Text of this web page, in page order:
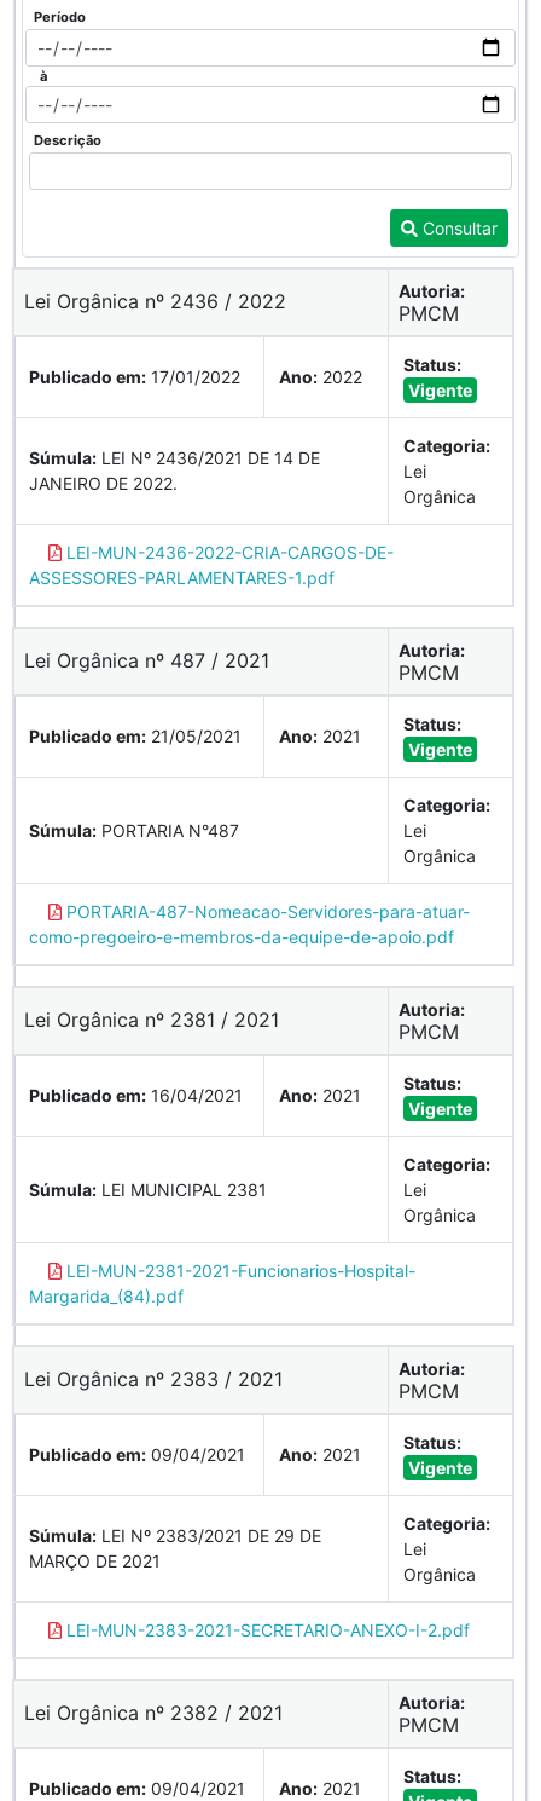
Período
à
Descrição
Consultar
Lei Orgânica nº 2436 / 2022 Autoria:
PMCM
Publicado em: 17/01/2022 Ano: 2022
Status:
Vigente
Súmula: LEI Nº 2436/2021 DE 14 DE
JANEIRO DE 2022.
Categoria:
Lei
Orgânica
LEI-MUN-2436-2022-CRIA-CARGOS-DE-
ASSESSORES-PARLAMENTARES-1.pdf
Lei Orgânica nº 487 / 2021 Autoria:
PMCM
Publicado em: 21/05/2021 Ano: 2021
Status:
Vigente
Súmula: PORTARIA N°487
Categoria:
Lei
Orgânica
PORTARIA-487-Nomeacao-Servidores-para-atuar-
como-pregoeiro-e-membros-da-equipe-de-apoio.pdf
Lei Orgânica nº 2381 / 2021 Autoria:
PMCM
Publicado em: 16/04/2021 Ano: 2021
Status:
Vigente
Súmula: LEI MUNICIPAL 2381
Categoria:
Lei
Orgânica
LEI-MUN-2381-2021-Funcionarios-Hospital-
Margarida_(84).pdf
Lei Orgânica nº 2383 / 2021 Autoria:
PMCM
Publicado em: 09/04/2021 Ano: 2021
Status:
Vigente
Súmula: LEI Nº 2383/2021 DE 29 DE
MARÇO DE 2021
Categoria:
Lei
Orgânica
LEI-MUN-2383-2021-SECRETARIO-ANEXO-I-2.pdf
Lei Orgânica nº 2382 / 2021 Autoria:
PMCM
Publicado em: 09/04/2021 Ano: 2021
Status: